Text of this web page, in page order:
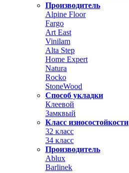
Производитель
Alpine Floor
Fargo
Art East
Vinilam
Alta Step
Home Expert
Natura
Rocko
StoneWood
Способ укладки
Клеевой
Замквый
Класс износостойкости
32 класс
34 класс
Производитель
Ablux
Barlinek